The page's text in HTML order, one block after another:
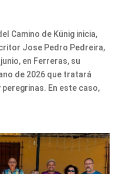
Camino de Künig inicia,
Jose Pedro Pedreira,
en Ferreras, su
de 2026 que tratará
En este caso,